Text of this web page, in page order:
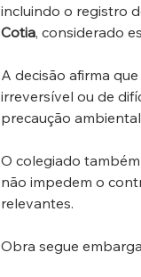
incluindo o registro
Cotia, considerado
A decisão afirma
irreversível ou de
precaução
O colegiado
não impedem o
relevantes.
Obra segue